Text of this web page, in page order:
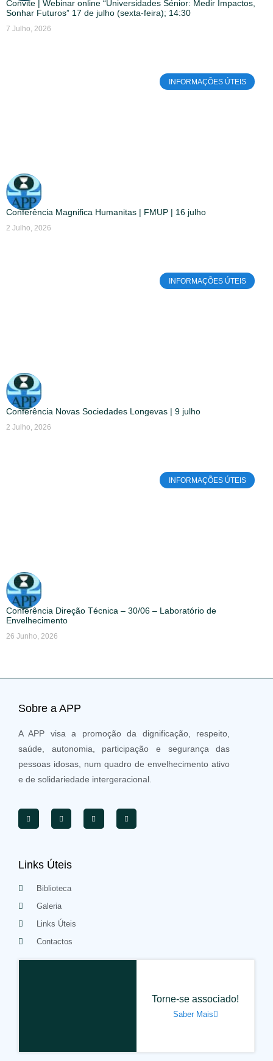
Convite | Webinar online “Universidades Sénior: Medir Impactos,
Sonhar Futuros” 17 de julho (sexta-feira); 14:30
7 Julho, 2026
INFORMAÇÕES ÚTEIS
Conferência Magnifica Humanitas | FMUP | 16 julho
2 Julho, 2026
INFORMAÇÕES ÚTEIS
Conferência Novas Sociedades Longevas | 9 julho
2 Julho, 2026
INFORMAÇÕES ÚTEIS
Conferência Direção Técnica – 30/06 – Laboratório de
Envelhecimento
26 Junho, 2026
Sobre a APP
A APP visa a promoção da dignificação, respeito,
saúde, autonomia, participação e segurança das
pessoas idosas, num quadro de envelhecimento ativo
e de solidariedade intergeracional.
Links Úteis
Biblioteca
Galeria
Links Úteis
Contactos
Torne-se associado!
Saber Mais